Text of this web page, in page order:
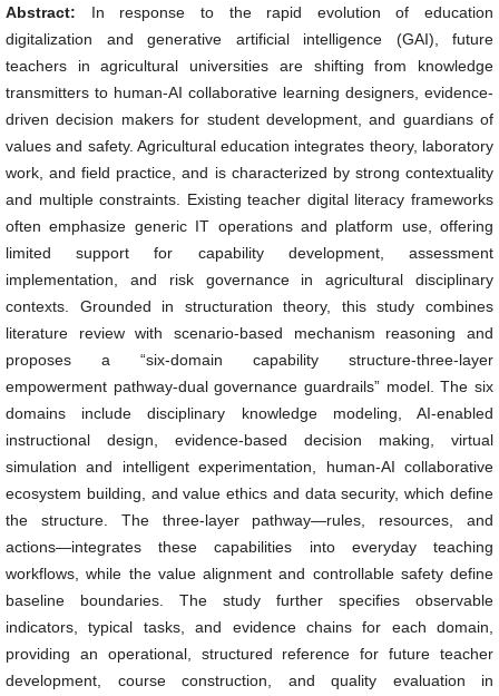
Abstract: In response to the rapid evolution of education
digitalization and generative artificial intelligence (GAI), future
teachers in agricultural universities are shifting from knowledge
transmitters to human-AI collaborative learning designers, evidence-
driven decision makers for student development, and guardians of
values and safety. Agricultural education integrates theory, laboratory
work, and field practice, and is characterized by strong contextuality
and multiple constraints. Existing teacher digital literacy frameworks
often emphasize generic IT operations and platform use, offering
limited support for capability development, assessment
implementation, and risk governance in agricultural disciplinary
contexts. Grounded in structuration theory, this study combines
literature review with scenario-based mechanism reasoning and
proposes a “six-domain capability structure-three-layer
empowerment pathway-dual governance guardrails” model. The six
domains include disciplinary knowledge modeling, AI-enabled
instructional design, evidence-based decision making, virtual
simulation and intelligent experimentation, human-AI collaborative
ecosystem building, and value ethics and data security, which define
the structure. The three-layer pathway—rules, resources, and
actions—integrates these capabilities into everyday teaching
workflows, while the value alignment and controllable safety define
baseline boundaries. The study further specifies observable
indicators, typical tasks, and evidence chains for each domain,
providing an operational, structured reference for future teacher
development, course construction, and quality evaluation in